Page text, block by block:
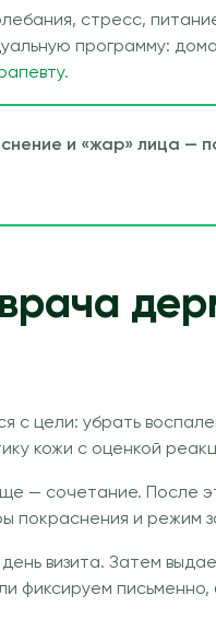
стресс,
программу:
.
и «жар» лица —
с цели: убрать
кожи с оценкой
— сочетание.
покраснения и режим
визита. Затем
фиксируем